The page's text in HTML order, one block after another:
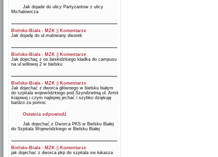
Jak dojade do ulicy Partyzantow z ulicy
Michalowicza
Bielsko-Biała - MZK
Komentarze
Jak dojadę do ul.malowany dworek
Bielsko-Biała - MZK
Komentarze
Jak dojechaç z os.beskidzkiego kładka do campusu
na ul.willowej 2 w bielsku
Bielsko-Biała - MZK
Komentarze
Jak dojechać z dworca głównego w bielsku białym
do szpitala wojewódzkiego pod Szyndzielnią ul. Armii
krajowej i czym najlepiej jechać i szybko dziękuję
bardzo za pomoc
Ostatnia odpowiedź
Jak dojechać z Dworca PKS w Bielsku Białej
do Szpitala Wojewódzkiego w Bielsku Białej
Bielsko-Biała - MZK
Komentarze
jak dojechac z dworca pkp do szpitala sw łukasza